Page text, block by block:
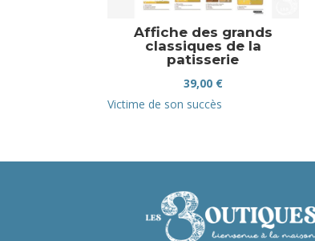
Affiche des grands
classiques de la
patisserie
39,00 €
Victime de son succès